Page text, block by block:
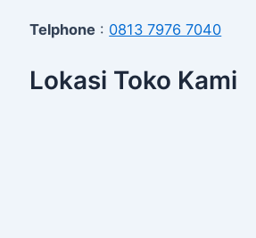
Telphone : 0813 7976 7040
Lokasi Toko Kami